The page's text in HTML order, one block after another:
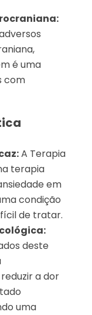
é uma
com
A Terapia
terapia
em
condição
de tratar.
deste
a dor
uma